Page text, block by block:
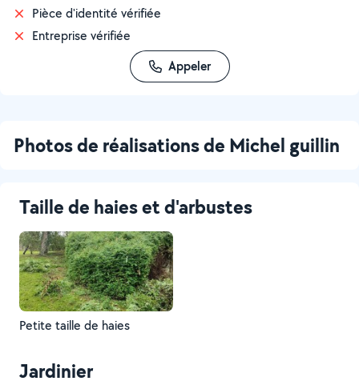
Pièce d'identité vérifiée
Entreprise vérifiée
Appeler
Photos de réalisations de Michel guillin
Taille de haies et d'arbustes
Petite taille de haies
Jardinier